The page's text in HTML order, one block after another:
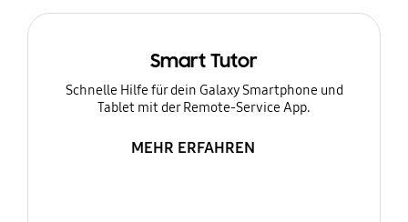
Smart Tutor
Schnelle Hilfe für dein Galaxy Smartphone und
Tablet mit der Remote-Service App.
MEHR ERFAHREN